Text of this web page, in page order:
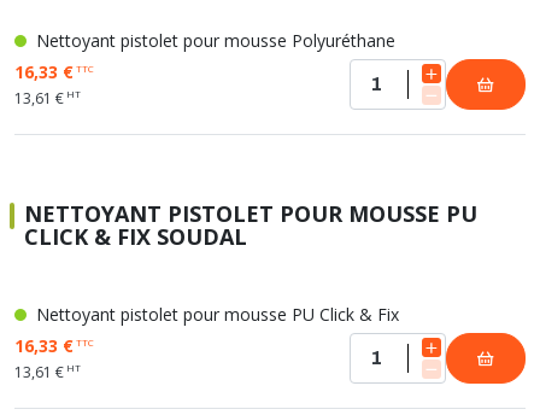
Nettoyant pistolet pour mousse Polyuréthane
16,33 €TTC
13,61 € HT
NETTOYANT PISTOLET POUR MOUSSE PU
CLICK & FIX SOUDAL
Nettoyant pistolet pour mousse PU Click & Fix
16,33 €TTC
13,61 € HT